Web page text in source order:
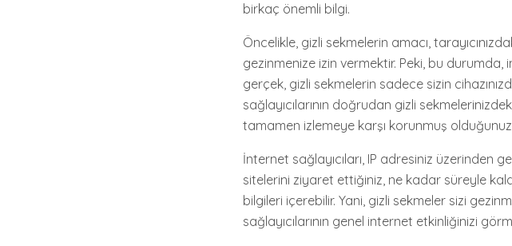
birkaç önemli bilgi.
Öncelikle, gizli sekmelerin amacı,
gezinmenize izin vermektir. Peki, bu durumda,
gerçek, gizli sekmelerin sadece sizin
sağlayıcılarının doğrudan gizli
tamamen izlemeye karşı korunmuş
İnternet sağlayıcıları, IP adresiniz üzerinden
sitelerini ziyaret ettiğiniz, ne kadar süreyle
bilgileri içerebilir. Yani, gizli sekmeler sizi
sağlayıcılarının genel internet etkinliğinizi